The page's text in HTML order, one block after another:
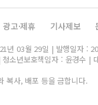
광고·제휴 기사제보
년 03월 29일 | 발행일자 :
소년보호책임자 : 윤경수 |
복사, 배포 등을 금합니다.